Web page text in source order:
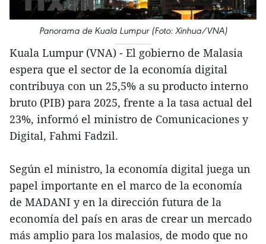
Panorama de Kuala Lumpur (Foto: Xinhua/VNA)
Kuala Lumpur (VNA) - El gobierno de Malasia
espera que el sector de la economía digital
contribuya con un 25,5% a su producto interno
bruto (PIB) para 2025, frente a la tasa actual del
23%, informó el ministro de Comunicaciones y
Digital, Fahmi Fadzil.
Según el ministro, la economía digital juega un
papel importante en el marco de la economía
de MADANI y en la dirección futura de la
economía del país en aras de crear un mercado
más amplio para los malasios, de modo que no